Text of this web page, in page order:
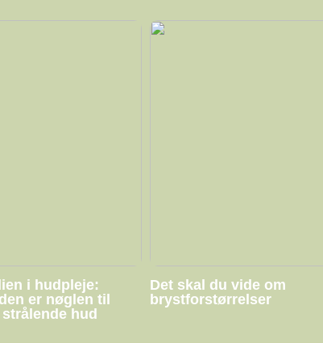
i hudpleje:
er nøglen til
hud
Det skal du vide om
brystforstørrelser